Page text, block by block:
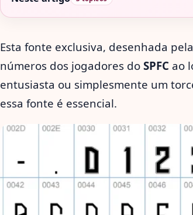
Esta fonte exclusiva, desenhada pela
números dos jogadores do SPFC ao
entusiasta ou simplesmente um
essa fonte é essencial.